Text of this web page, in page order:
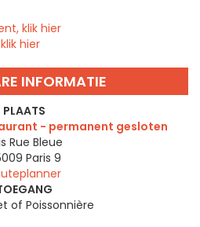
klik hier
hier
INFORMATIE
PLAATS
- permanent gesloten
Rue Bleue
Paris 9
of Poissonnière